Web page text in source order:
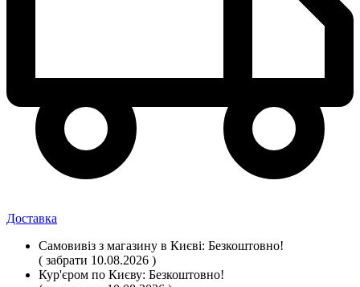
Доставка
Самовивіз з магазину в Києві: Безкоштовно!
( забрати 10.08.2026 )
Кур'єром по Києву: Безкоштовно!